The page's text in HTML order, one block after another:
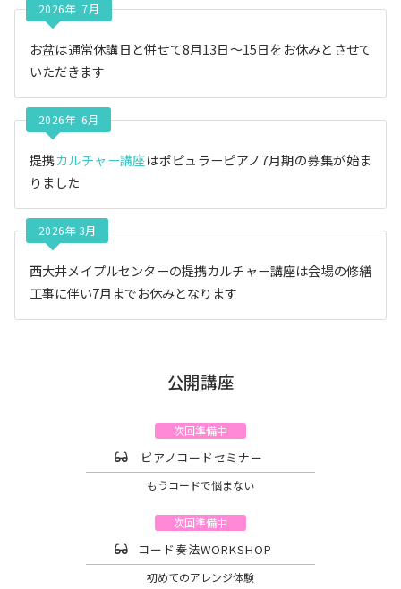
2026年 7月
お盆は通常休講日と併せて8月13日〜15日をお休みとさせて
いただきます
2026年 6月
提携カルチャー講座はポピュラーピアノ7月期の募集が始ま
りました
2026年 3月
西大井メイプルセンターの提携カルチャー講座は会場の修繕
工事に伴い7月までお休みとなります
公開講座
次回準備中
ピアノコードセミナー
もうコードで悩まない
次回準備中
コード奏法WORKSHOP
初めてのアレンジ体験